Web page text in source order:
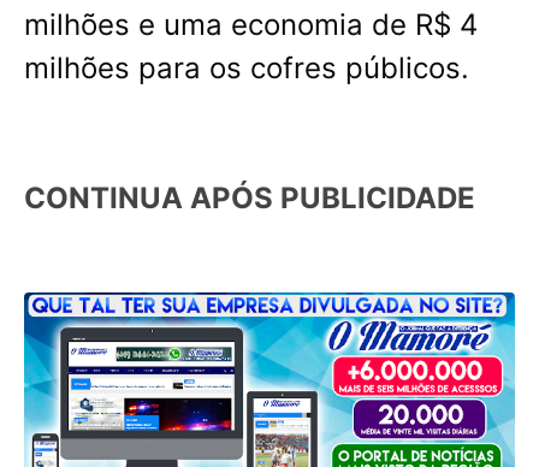
milhões e uma economia de R$ 4
milhões para os cofres públicos.
CONTINUA APÓS PUBLICIDADE